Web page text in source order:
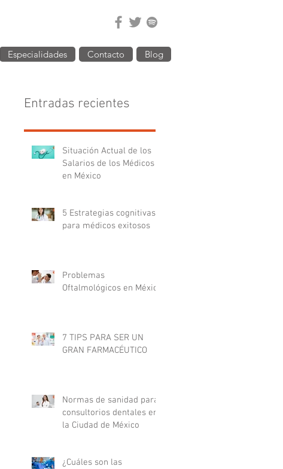
Especialidades Contacto Blog
Entradas recientes
Situación Actual de los
Salarios de los Médicos
en México
5 Estrategias cognitivas
para médicos exitosos
Problemas
Oftalmológicos en México
7 TIPS PARA SER UN
GRAN FARMACÉUTICO
Normas de sanidad para
consultorios dentales en
la Ciudad de México
¿Cuáles son las